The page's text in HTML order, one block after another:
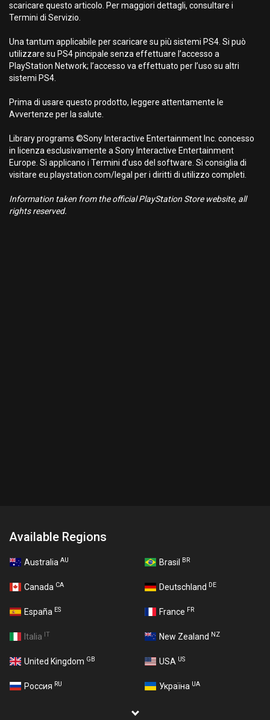
scaricare questo articolo. Per maggiori dettagli, consultare i
Termini di Servizio.
Una tantum applicabile per scaricare su più sistemi PS4. Si può
utilizzare su PS4 pincipale senza effettuare l’accesso a
PlayStation Network; l’accesso va effettuato per l’uso su altri
sistemi PS4.
Prima di usare questo prodotto, leggere attentamente le
Avvertenze per la salute.
Library programs ©Sony Interactive Entertainment Inc. concesso
in licenza esclusivamente a Sony Interactive Entertainment
Europe. Si applicano i Termini d’uso del software. Si consiglia di
visitare eu.playstation.com/legal per i diritti di utilizzo completi.
Information taken from the official PlayStation Store website, all
rights reserved.
Available Regions
Australia AU Brasil BR
Canada CA Deutschland DE
España ES France FR
Italia IT New Zealand NZ
United Kingdom GB USA US
Россия RU Україна UA